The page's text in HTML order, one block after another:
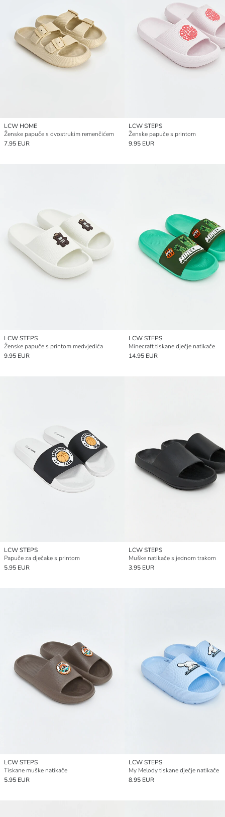
LCW HOME
Ženske papuče s dvostrukim remenčićem
7.95 EUR
LCW STEPS
Ženske papuče s printom
9.95 EUR
LCW STEPS
Ženske papuče s printom medvjedića
9.95 EUR
LCW STEPS
Minecraft tiskane dječje natikače
14.95 EUR
LCW STEPS
Papuče za dječake s printom
5.95 EUR
LCW STEPS
Muške natikače s jednom trakom
3.95 EUR
LCW STEPS
Tiskane muške natikače
5.95 EUR
LCW STEPS
My Melody tiskane dječje natikače
8.95 EUR